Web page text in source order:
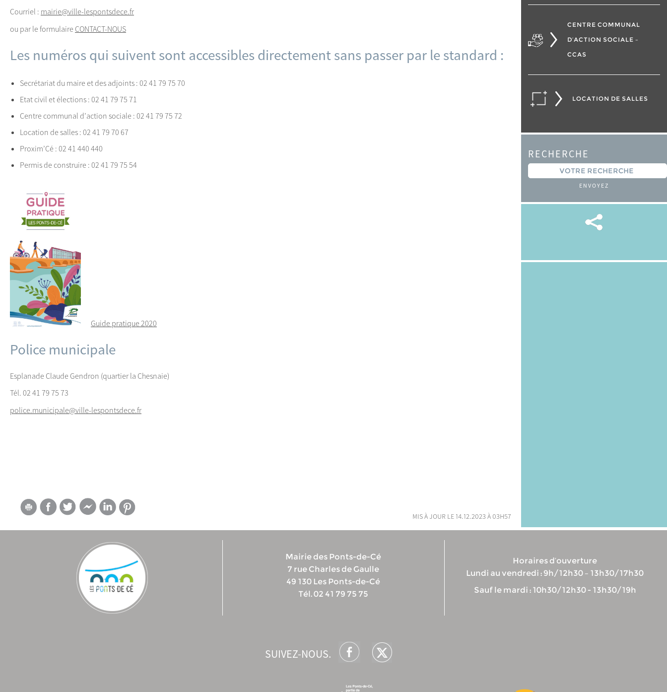
Courriel : mairie@ville-lespontsdece.fr
ou par le formulaire CONTACT-NOUS
Les numéros qui suivent sont accessibles directement sans passer par le standard :
Secrétariat du maire et des adjoints : 02 41 79 75 70
Etat civil et élections : 02 41 79 75 71
Centre communal d’action sociale : 02 41 79 75 72
Location de salles : 02 41 79 70 67
Proxim’Cé : 02 41 440 440
Permis de construire : 02 41 79 75 54
Guide pratique 2020
Police municipale
Esplanade Claude Gendron (quartier la Chesnaie)
Tél. 02 41 79 75 73
police.municipale@ville-lespontsdece.fr
mis à jour le 14.12.2023 à 03h57
CENTRE COMMUNAL
D’ACTION SOCIALE –
CCAS
LOCATION DE SALLES
RECHERCHE
ENVOYEZ
Mairie des Ponts-de-Cé
7 rue Charles de Gaulle
49 130 Les Ponts-de-Cé
Tél. 02 41 79 75 75
Horaires d’ouverture
Lundi au vendredi : 9h/12h30 – 13h30/17h30
Sauf le mardi : 10h30/12h30 - 13h30/19h
SUIVEZ-NOUS.